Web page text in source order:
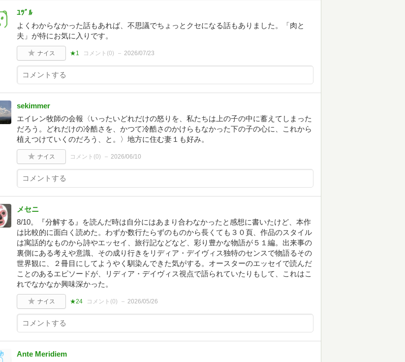
ﾕﾂﾞﾙ
よくわからなかった話もあれば、不思議でちょっとクセになる話もありました。「肉と
夫」が特にお気に入りです。
ナイス ★1 コメント(0) 2026/07/23
sekimmer
エイレン牧師の会報〈いったいどれだけの怒りを、私たちは上の子の中に蓄えてしまった
だろう。どれだけの冷酷さを、かつて冷酷さのかけらもなかった下の子の心に、これから
植えつけていくのだろう、と。〉地方に住む妻１も好み。
ナイス コメント(0) 2026/06/10
メセニ
8/10。『分解する』を読んだ時は自分にはあまり合わなかったと感想に書いたけど、本作
は比較的に面白く読めた。わずか数行たらずのものから長くても３０頁、作品のスタイル
は寓話的なものから詩やエッセイ、旅行記などなど、彩り豊かな物語が５１編。出来事の
裏側にある考えや意識、その成り行きをリディア・デイヴィス独特のセンスで物語るその
世界観に、２冊目にしてようやく馴染んできた気がする。オースターのエッセイで読んだ
ことのあるエピソードが、リディア・デイヴィス視点で語られていたりもして、これはこ
れでなかなか興味深かった。
ナイス ★24 コメント(0) 2026/05/26
Ante Meridiem